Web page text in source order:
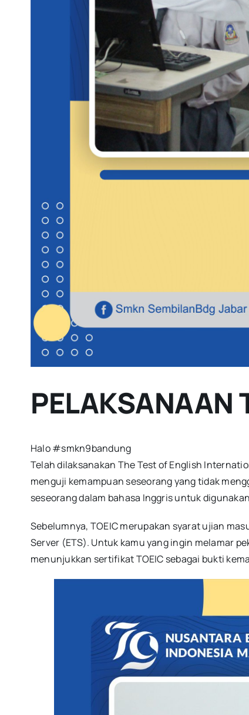
PELAKSANAAN
Halo #smkn9bandung
Telah dilaksanakan The Test of English
menguji kemampuan seseorang yang tidak
seseorang dalam bahasa Inggris untuk
Sebelumnya, TOEIC merupakan syarat ujian
Server (ETS). Untuk kamu yang ingin melamar
menunjukkan sertifikat TOEIC sebagai bukti